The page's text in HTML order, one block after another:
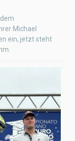
Michael
ein, jetzt steht